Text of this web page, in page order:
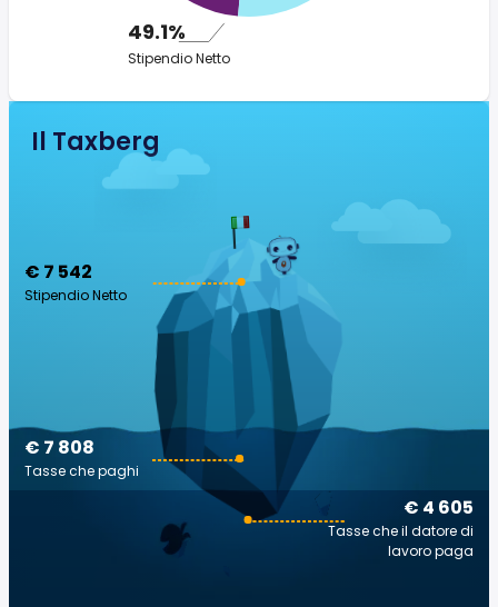
49.1%
Stipendio Netto
Il Taxberg
€ 7 542
Stipendio Netto
€ 4 605
Tasse che il datore di
lavoro paga
€ 7 808
Tasse che paghi